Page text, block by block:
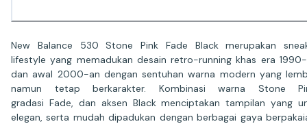
New Balance 530 Stone Pink Fade Black merupakan
lifestyle yang memadukan desain retro-running khas era
dan awal 2000-an dengan sentuhan warna modern yang
namun tetap berkarakter. Kombinasi warna Stone
gradasi Fade, dan aksen Black menciptakan tampilan yang
elegan, serta mudah dipadukan dengan berbagai gaya